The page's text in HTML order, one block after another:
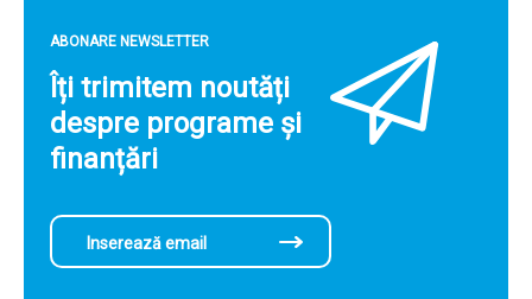
ABONARE NEWSLETTER
Îți trimitem noutăți
despre programe și
finanțări